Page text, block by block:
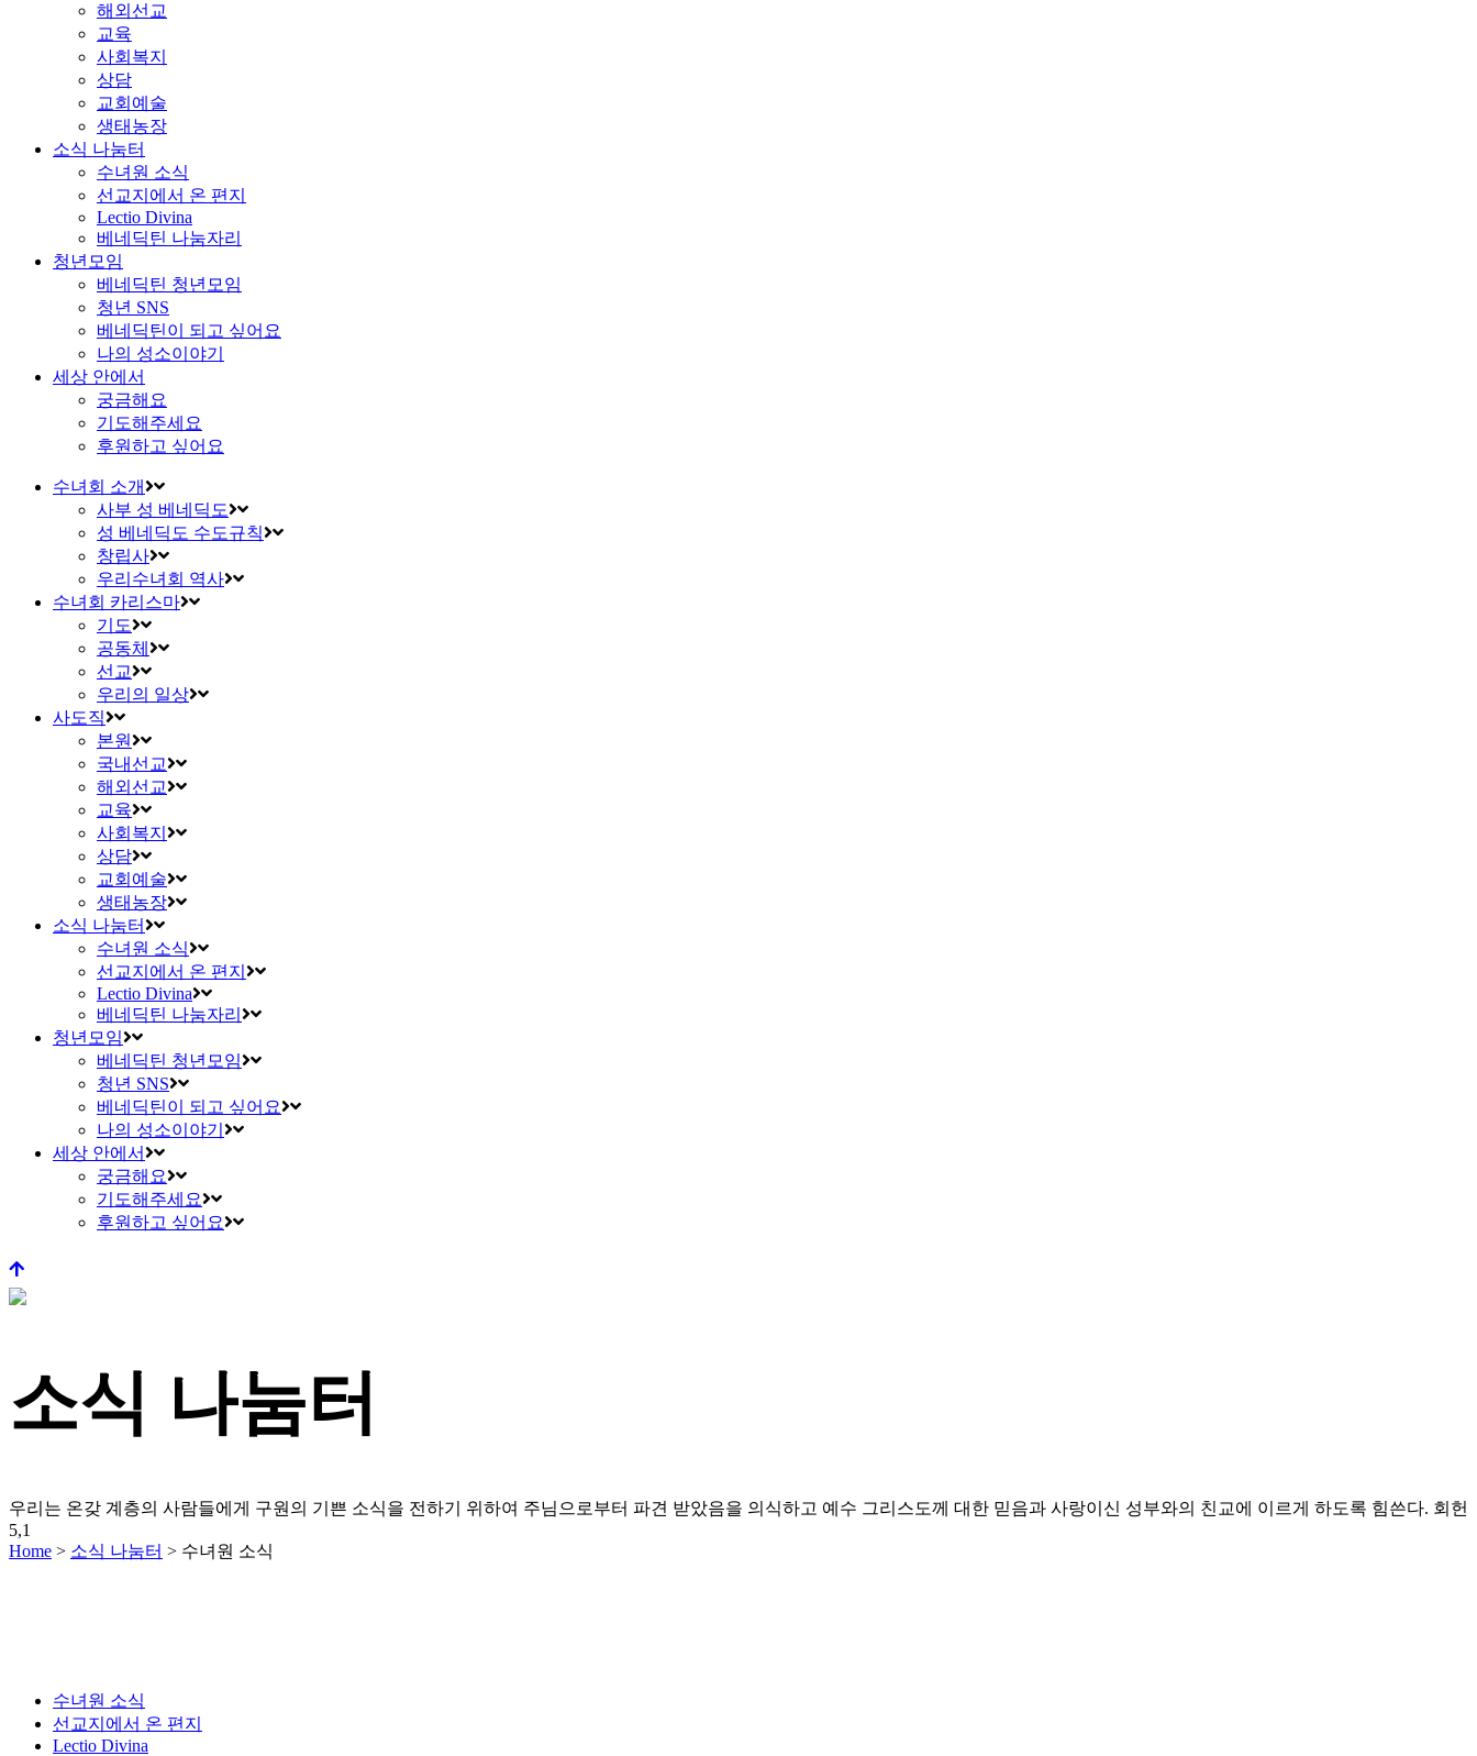
해외선교
교육
사회복지
상담
교회예술
생태농장
소식 나눔터
수녀원 소식
선교지에서 온 편지
Lectio Divina
베네딕틴 나눔자리
청년모임
베네딕틴 청년모임
청년 SNS
베네딕틴이 되고 싶어요
나의 성소이야기
세상 안에서
궁금해요
기도해주세요
후원하고 싶어요
수녀회 소개
사부 성 베네딕도
성 베네딕도 수도규칙
창립사
우리수녀회 역사
수녀회 카리스마
기도
공동체
선교
우리의 일상
사도직
본원
국내선교
해외선교
교육
사회복지
상담
교회예술
생태농장
소식 나눔터
수녀원 소식
선교지에서 온 편지
Lectio Divina
베네딕틴 나눔자리
청년모임
베네딕틴 청년모임
청년 SNS
베네딕틴이 되고 싶어요
나의 성소이야기
세상 안에서
궁금해요
기도해주세요
후원하고 싶어요
소식 나눔터
우리는 온갖 계층의 사람들에게 구원의 기쁜 소식을 전하기 위하여 주님으로부터 파견 받았음을 의식하고 예수 그리스도께 대한 믿음과 사랑이신 성부와의 친교에 이르게 하도록 힘쓴다. 회헌
5,1
Home > 소식 나눔터 > 수녀원 소식
수녀원 소식
선교지에서 온 편지
Lectio Divina